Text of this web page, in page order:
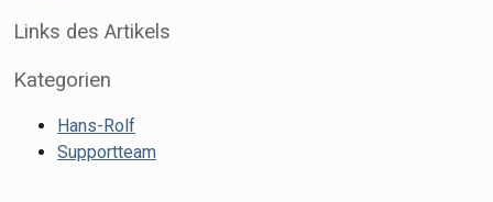
Links des Artikels
Kategorien
XML
Hans-Rolf
XML
Supportteam